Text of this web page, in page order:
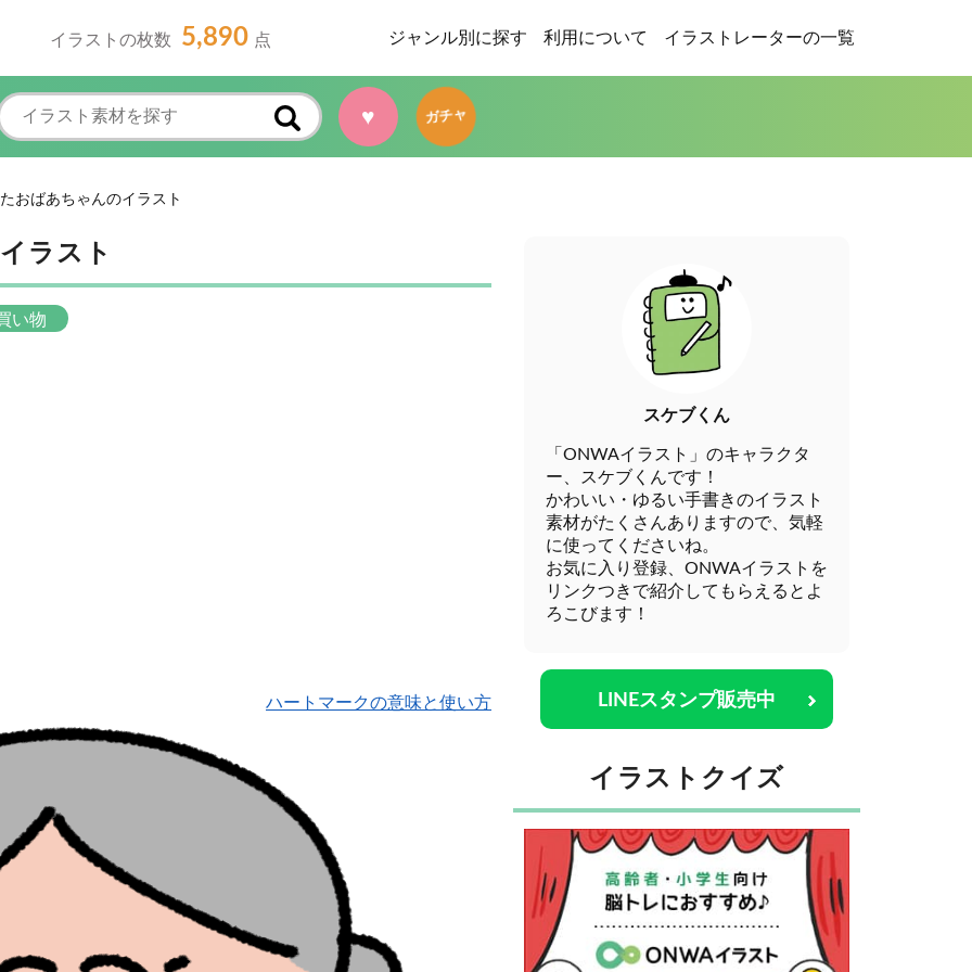
イラストの枚数 5,890 点 ジャンル別に探す 利用について イラストレーターの一覧
♥ ガチャ
おばあちゃんのイラスト
ラスト
い物
ハートマークの意味と使い方
スケブくん
「ONWAイラスト」のキャラクタ
ー、スケブくんです！
かわいい・ゆるい手書きのイラスト
素材がたくさんありますので、気軽
に使ってくださいね。
お気に入り登録、ONWAイラストを
リンクつきで紹介してもらえるとよ
ろこびます！
LINEスタンプ販売中
イラストクイズ